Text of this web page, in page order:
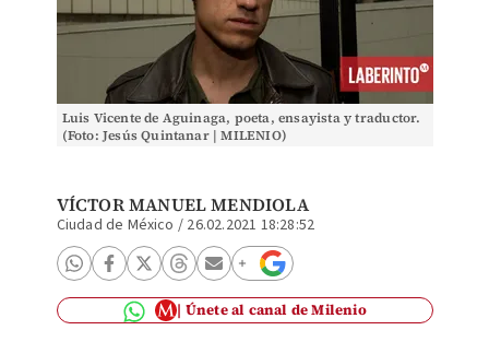
Luis Vicente de Aguinaga, poeta, ensayista y traductor.
(Foto: Jesús Quintanar | MILENIO)
VÍCTOR MANUEL MENDIOLA
Ciudad de México / 26.02.2021 18:28:52
Únete al canal de Milenio